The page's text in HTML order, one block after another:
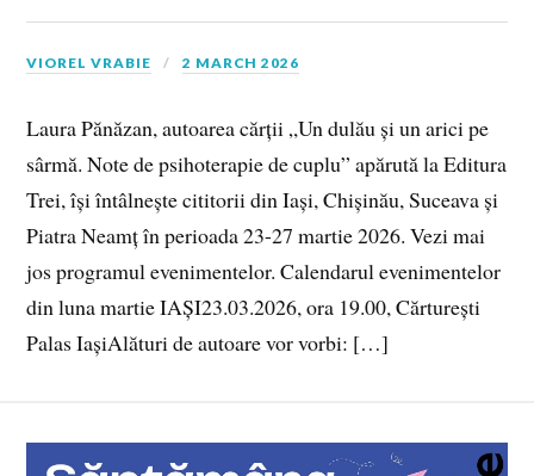
VIOREL VRABIE 2 MARCH 2026
Laura Pănăzan, autoarea cărții „Un dulău și un arici pe
sârmă. Note de psihoterapie de cuplu” apărută la Editura
Trei, își întâlnește cititorii din Iași, Chișinău, Suceava și
Piatra Neamț în perioada 23-27 martie 2026. Vezi mai
jos programul evenimentelor. Calendarul evenimentelor
din luna martie IAȘI23.03.2026, ora 19.00, Cărturești
Palas IașiAlături de autoare vor vorbi: […]